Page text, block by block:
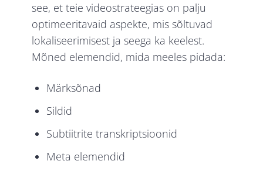
see, et teie videostrateegias on palju
optimeeritavaid aspekte, mis sõltuvad
lokaliseerimisest ja seega ka keelest.
Mõned elemendid, mida meeles pidada:
Märksõnad
Sildid
Subtiitrite transkriptsioonid
Meta elemendid